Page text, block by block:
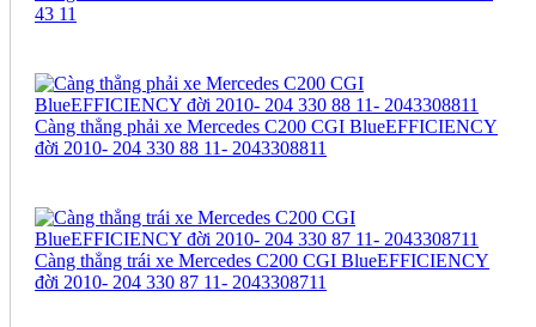
43 11
Càng thẳng phải xe Mercedes C200 CGI BlueEFFICIENCY
đời 2010- 204 330 88 11- 2043308811
Càng thẳng trái xe Mercedes C200 CGI BlueEFFICIENCY
đời 2010- 204 330 87 11- 2043308711